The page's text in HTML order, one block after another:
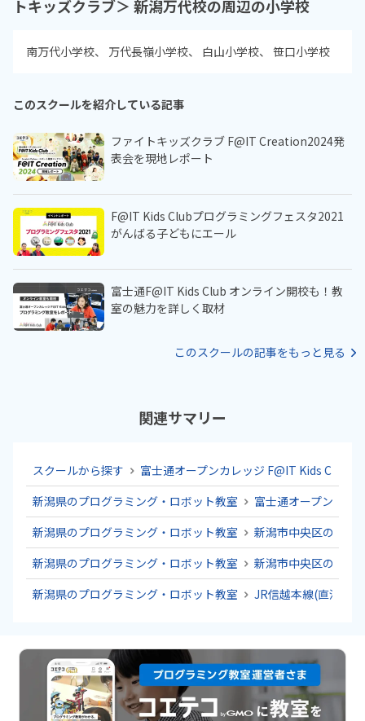
トキッズクラブ＞ 新潟万代校の周辺の小学校
南万代小学校 万代長嶺小学校 白山小学校 笹口小学校
このスクールを紹介している記事
ファイトキッズクラブ F@IT Creation2024発
表会を現地レポート
F@IT Kids Clubプログラミングフェスタ2021
がんばる子どもにエール
富士通F@IT Kids Club オンライン開校も！教
室の魅力を詳しく取材
このスクールの記事をもっと見る
関連サマリー
スクールから探す
富士通オープンカレッジ F@IT Kids Club
新潟県のプログラミング・ロボット教室
富士通オープンカレ
新潟県のプログラミング・ロボット教室
新潟市中央区のプロ
新潟県のプログラミング・ロボット教室
新潟市中央区のプロ
新潟県のプログラミング・ロボット教室
JR信越本線(直江津